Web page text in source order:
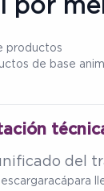
productos
de base
del
acápara